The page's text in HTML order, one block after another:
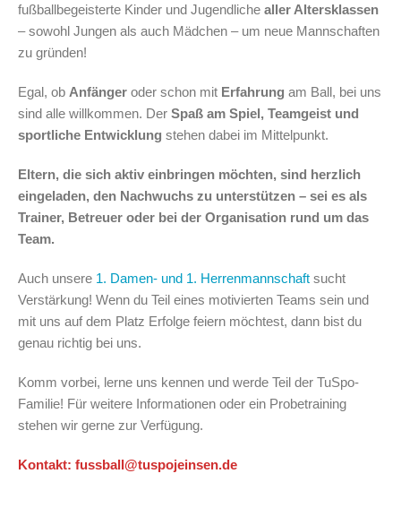
fußballbegeisterte Kinder und Jugendliche aller Altersklassen
– sowohl Jungen als auch Mädchen – um neue Mannschaften
zu gründen!
Egal, ob Anfänger oder schon mit Erfahrung am Ball, bei uns
sind alle willkommen. Der Spaß am Spiel, Teamgeist und
sportliche Entwicklung stehen dabei im Mittelpunkt.
Eltern, die sich aktiv einbringen möchten, sind herzlich
eingeladen, den Nachwuchs zu unterstützen – sei es als
Trainer, Betreuer oder bei der Organisation rund um das
Team.
Auch unsere 1. Damen- und 1. Herrenmannschaft sucht
Verstärkung! Wenn du Teil eines motivierten Teams sein und
mit uns auf dem Platz Erfolge feiern möchtest, dann bist du
genau richtig bei uns.
Komm vorbei, lerne uns kennen und werde Teil der TuSpo-
Familie! Für weitere Informationen oder ein Probetraining
stehen wir gerne zur Verfügung.
Kontakt: fussball@tuspojeinsen.de